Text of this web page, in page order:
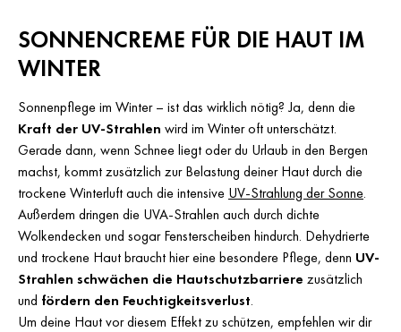
SONNENCREME FÜR DIE HAUT IM
WINTER
Sonnenpflege im Winter – ist das wirklich nötig? Ja, denn die
Kraft der UV-Strahlen wird im Winter oft unterschätzt.
Gerade dann, wenn Schnee liegt oder du Urlaub in den Bergen
machst, kommt zusätzlich zur Belastung deiner Haut durch die
trockene Winterluft auch die intensive UV-Strahlung der Sonne.
Außerdem dringen die UVA-Strahlen auch durch dichte
Wolkendecken und sogar Fensterscheiben hindurch. Dehydrierte
und trockene Haut braucht hier eine besondere Pflege, denn UV-
Strahlen schwächen die Hautschutzbarriere zusätzlich
und fördern den Feuchtigkeitsverlust.
Um deine Haut vor diesem Effekt zu schützen, empfehlen wir dir